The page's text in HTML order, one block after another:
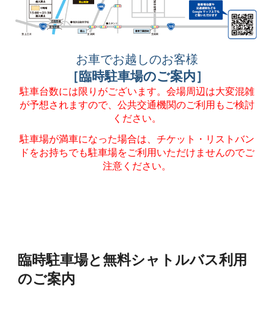
お車でお越しのお客様
［臨時駐車場のご案内］
駐車台数には限りがございます。会場周辺は大変混雑
が予想されますので、公共交通機関のご利用もご検討
ください。
駐車場が満車になった場合は、チケット・リストバン
ドをお持ちでも駐車場をご利用いただけませんのでご
注意ください。
臨時駐車場と無料シャトルバス利用
のご案内